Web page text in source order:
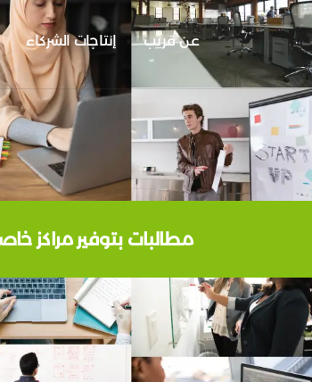
عن قريب إنتاجات الشركاء
مطالبات بتوفير مراكز